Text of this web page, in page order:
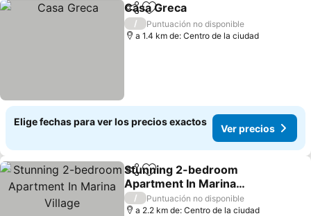
CompartirAgregar a favoritos
Casa Greca
/
Puntuación no disponible
a 1.4 km de: Centro de la ciudad
Elige fechas para ver los precios exactos
Ver precios
CompartirAgregar a favoritos
Stunning 2-bedroom
Apartment In Marina
Village
/
Puntuación no disponible
a 2.2 km de: Centro de la ciudad